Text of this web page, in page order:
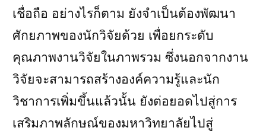
เชื่อถือ อย่างไรก็ตาม ยังจำเป็นต้องพัฒนา
ศักยภาพของนักวิจัยด้วย เพื่อยกระดับ
คุณภาพงานวิจัยในภาพรวม ซึ่งนอกจากงาน
วิจัยจะสามารถสร้างองค์ความรู้และนัก
วิชาการเพิ่มขึ้นแล้วนั้น ยังต่อยอดไปสู่การ
เสริมภาพลักษณ์ของมหาวิทยาลัยไปสู่